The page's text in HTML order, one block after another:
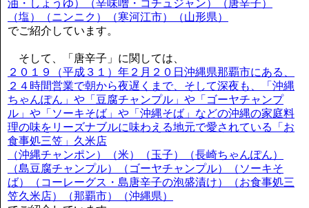
油・しょうゆ）（辛味噌・コチュジャン）（唐辛子）
（塩）（ニンニク）（寒河江市）（山形県）
でご紹介しています。
そして、「唐辛子」に関しては、
２０１９（平成３１）年２月２０日沖縄県那覇市にある、
２４時間営業で朝から夜遅くまで、そして深夜も、「沖縄
ちゃんぽん」や「豆腐チャンプル」や「ゴーヤチャンプ
ル」や「ソーキそば」や「沖縄そば」などの沖縄の家庭料
理の味をリーズナブルに味わえる地元で愛されている「お
食事処三笠」久米店
（沖縄チャンポン）（米）（玉子）（長崎ちゃんぽん）
（島豆腐チャンプル）（ゴーヤチャンプル）（ソーキそ
ば）（コーレーグス・島唐辛子の泡盛漬け）（お食事処三
笠久米店）（那覇市）（沖縄県）